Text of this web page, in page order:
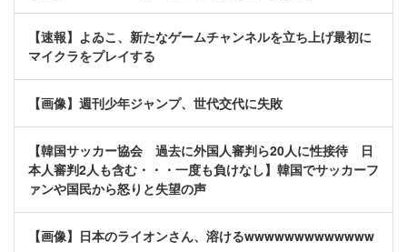
【速報】よゐこ、新たなゲームチャンネルを立ち上げ最初に
マイクラをプレイする
【画像】週刊少年ジャンプ、世代交代に失敗
【韓国サッカー協会 過去に外国人審判ら20人に性接待 日
本人審判2人も含む・・・一度も負けなし】韓国でサッカーフ
ァンや国民から怒りと失望の声
【画像】日本のライオンさん、溶けるwwwwwwwwwwwww